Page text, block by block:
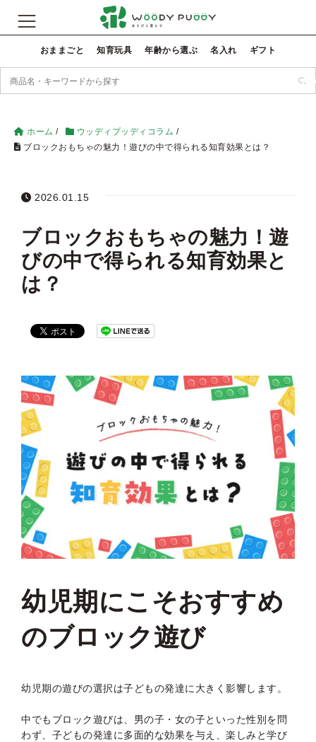
おままごと 知育玩具 年齢から選ぶ 名入れ ギフト
検
ホーム / ウッディプッディコラム /
ブロックおもちゃの魅力！遊びの中で得られる知育効果とは？
2026.01.15
ブロックおもちゃの魅力！遊
びの中で得られる知育効果と
は？
幼児期にこそおすすめ
のブロック遊び
幼児期の遊びの選択は子どもの発達に大きく影響します。
中でもブロック遊びは、男の子・女の子といった性別を問
わず、子どもの発達に多面的な効果を与え、楽しみと学び